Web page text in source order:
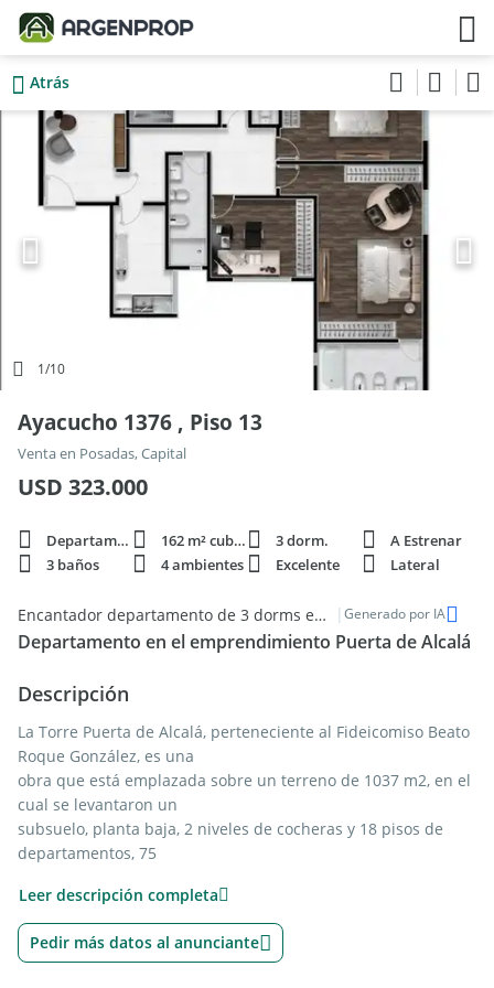
Atrás
1/10
Ayacucho 1376 , Piso 13
Venta en Posadas, Capital
USD 323.000
Departamento 162 m² cubie. 3 dorm.
A Estrenar
3 baños
4 ambientes Excelente Lateral
Encantador departamento de 3 dorms en venta en Puerta de Alcalá, Posadas | Generado por IA
Departamento en el emprendimiento Puerta de Alcalá
Descripción
La Torre Puerta de Alcalá, perteneciente al Fideicomiso Beato
Roque González, es una
obra que está emplazada sobre un terreno de 1037 m2, en el
cual se levantaron un
subsuelo, planta baja, 2 niveles de cocheras y 18 pisos de
departamentos, 75
El Subsuelo está destinado exclusivamente a estacionamiento
y se ubica además la
cisterna de agua, el grupo electrógeno y la perforación de la
Leer descripción completa
Pedir más datos al anunciante